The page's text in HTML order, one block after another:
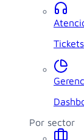
Por sector